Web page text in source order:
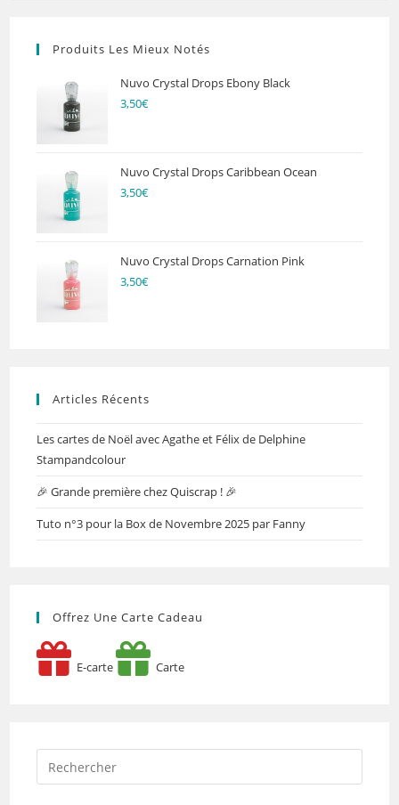
Produits Les Mieux Notés
Nuvo Crystal Drops Ebony Black
3,50€
Nuvo Crystal Drops Caribbean Ocean
3,50€
Nuvo Crystal Drops Carnation Pink
3,50€
Articles Récents
Les cartes de Noël avec Agathe et Félix de Delphine
Stampandcolour
🎉 Grande première chez Quiscrap ! 🎉
Tuto n°3 pour la Box de Novembre 2025 par Fanny
Offrez Une Carte Cadeau
E-carte Carte